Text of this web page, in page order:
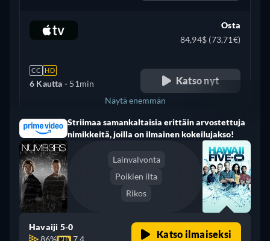
CC HD
6 Kautta - 51min
Osta
84,94$ (73,71€)
Katso nyt
Yhdistynyt kuningaskunta
Näytä enemmän
Striimaa samankaltaisia erittäin arvostettuja
nimikkeitä, joilla on ilmainen kokeilujakso!
Lainvalvonta
Poikien ilta
Rikos
Havaiji 5-0
86%
7.4 Katso ilmaiseksi